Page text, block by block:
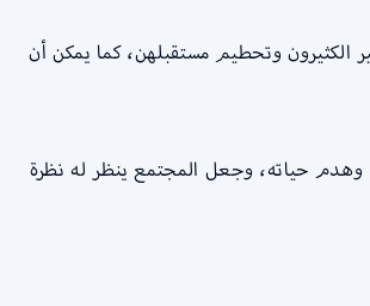
الكثيرون وتحطيم مستقبلهن، كما يمكن أن
حياته، وجعل المجتمع ينظر له نظرة